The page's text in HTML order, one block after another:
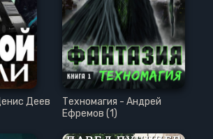
Деев
Техномагия - Андрей
Ефремов (1)